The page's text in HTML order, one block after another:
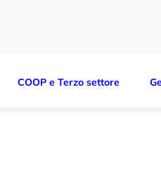
COOP e Terzo settore